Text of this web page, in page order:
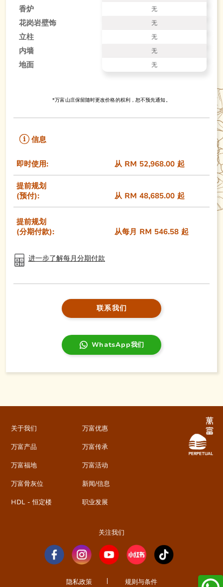
香炉 无
花岗岩壁饰 无
立柱 无
内墙 无
地面 无
*万富山庄保留随时更改价格的权利，恕不预先通知。
信息
即时使用: 从 RM 52,968.00 起
提前规划
(预付):
从 RM 48,685.00 起
进一步了解每月分期付款
提前规划
(分期付款):
从每月 RM 546.58 起
联系我们
WhatsApp我们
关于我们
万富产品
万富福地
万富骨灰位
HDL - 恒定楼
万富优惠
万富传承
万富活动
新闻/信息
职业发展
关注我们
隐私政策 规则与条件